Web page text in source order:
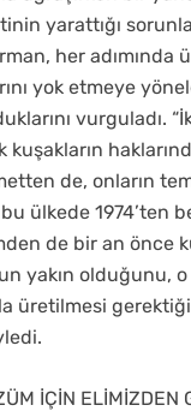
yarattığı
her adımında
yok etmeye
vurguladı.
kuşakların
de, onların
ülkede 1974’ten
de bir an önce
yakın olduğunu,
üretilmesi
İÇİN ELİMİZDEN